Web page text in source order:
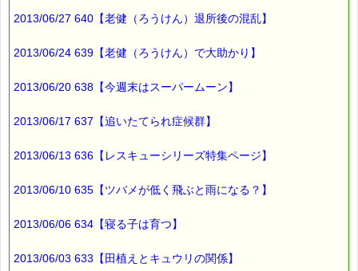
2013/06/27 640【老健（ろうけん）退所後の混乱】
2013/06/24 639【老健（ろうけん）で大助かり】
2013/06/20 638【今週末はスーパームーン】
2013/06/17 637【追いたてられ症候群】
2013/06/13 636【レスキューシリーズ特集ページ】
2013/06/10 635【ツバメが低く飛ぶと雨になる？】
2013/06/06 634【寝る子は育つ】
2013/06/03 633【田植えとキュウリの関係】